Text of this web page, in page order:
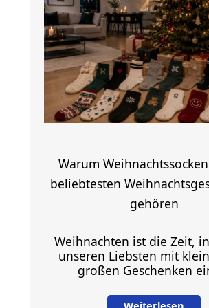
–
auch
ohne
viele
Worte
Warum
beliebtesten
gehören
Weihnachten ist die Zeit,
unseren Liebsten mit
großen Geschenken
Weiterlesen